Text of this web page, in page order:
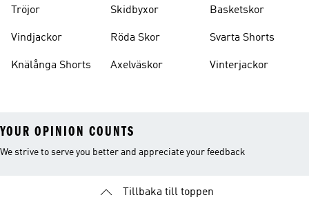
Tröjor
Vindjackor
Knälånga Shorts
Skidbyxor
Röda Skor
Axelväskor
Basketskor
Svarta Shorts
Vinterjackor
YOUR OPINION COUNTS
We strive to serve you better and appreciate your feedback
Tillbaka till toppen